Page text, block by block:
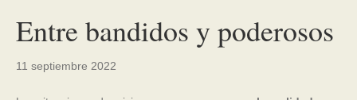
Entre bandidos y poderosos
11 septiembre 2022